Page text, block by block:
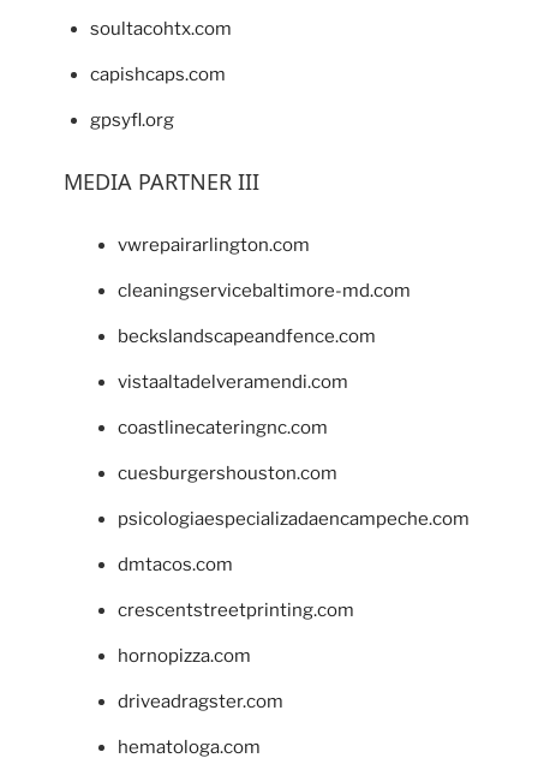
soultacohtx.com
capishcaps.com
gpsyfl.org
MEDIA PARTNER III
vwrepairarlington.com
cleaningservicebaltimore-md.com
beckslandscapeandfence.com
vistaaltadelveramendi.com
coastlinecateringnc.com
cuesburgershouston.com
psicologiaespecializadaencampeche.com
dmtacos.com
crescentstreetprinting.com
hornopizza.com
driveadragster.com
hematologa.com